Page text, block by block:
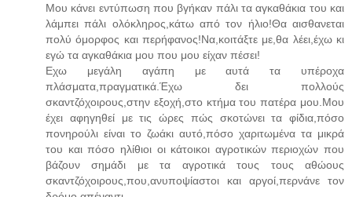
Μου κάνει εντύπωση που βγήκαν πάλι τα αγκαθάκια του και
λάμπει πάλι ολόκληρος,κάτω από τον ήλιο!Θα αισθανεται
πολύ όμορφος και περήφανος!Να,κοιτάξτε με,θα λέει,έχω κι
εγώ τα αγκαθάκια μου που μου είχαν πέσει!
Εχω μεγάλη αγάπη με αυτά τα υπέροχα
πλάσματα,πραγματικά.Έχω δει πολλούς
σκαντζόχοιρους,στην εξοχή,στο κτήμα του πατέρα μου.Μου
έχει αφηγηθεί με τις ώρες πώς σκοτώνει τα φίδια,πόσο
πονηρούλι είναι το ζωάκι αυτό,πόσο χαριτωμένα τα μικρά
του και πόσο ηλίθιοι οι κάτοικοι αγροτικών περιοχών που
βάζουν σημάδι με τα αγροτικά τους τους αθώους
σκαντζόχοιρους,που,ανυποψίαστοι και αργοί,περνάνε τον